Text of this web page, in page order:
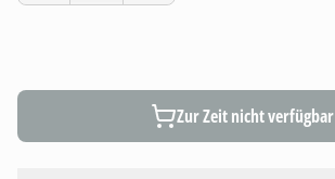
Zur Zeit nicht verfügbar